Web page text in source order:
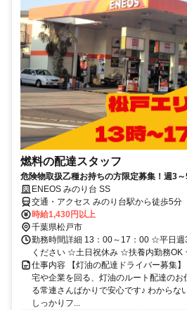
燃料の配達スタッフ
危険物取扱乙種お持ちの方限定募集！週3
ENEOS みのり台 SS
交通・アクセス みのり台駅から徒歩5分
時給1,430円以上
千葉県松戸市
勤務時間詳細 13：00～17：00 ☆平日週
ください ☆土日祝休み ☆扶養内勤務
仕事内容 【灯油の配達ドライバー募集
宅や企業を回る、灯油のルート配達のお
る常連さんばかりで安心です♪ わからな
しっかりフ...